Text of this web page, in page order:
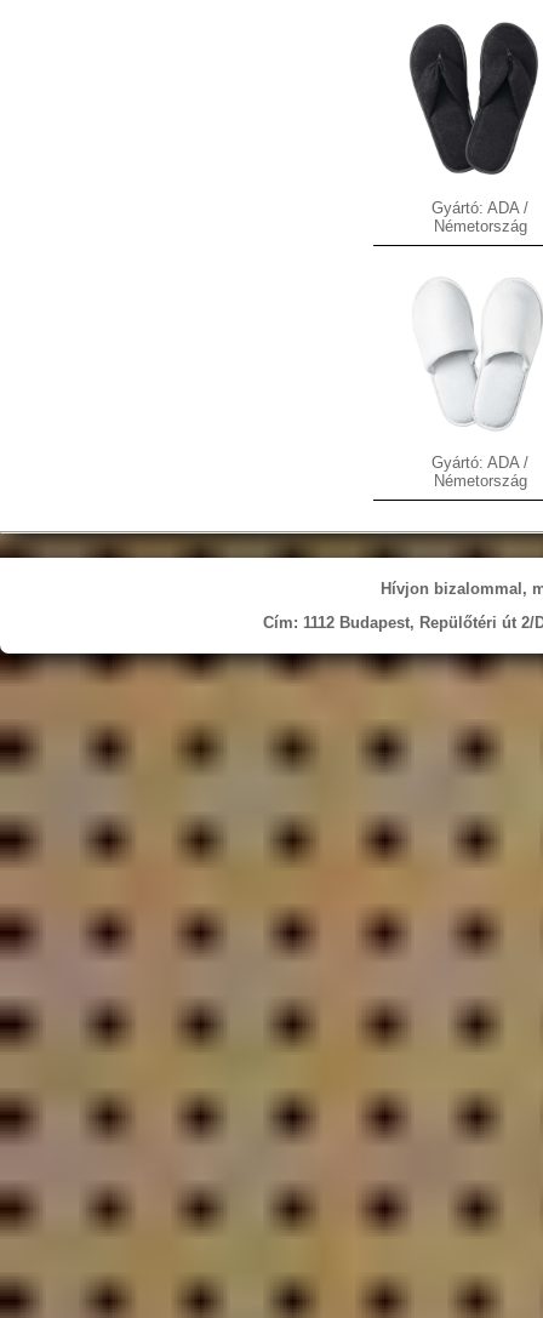
Gyártó: ADA /
Németország
Gyártó: ADA /
Németország
Hívjon bizalommal,
Cím: 1112 Budapest, Repülőtéri út